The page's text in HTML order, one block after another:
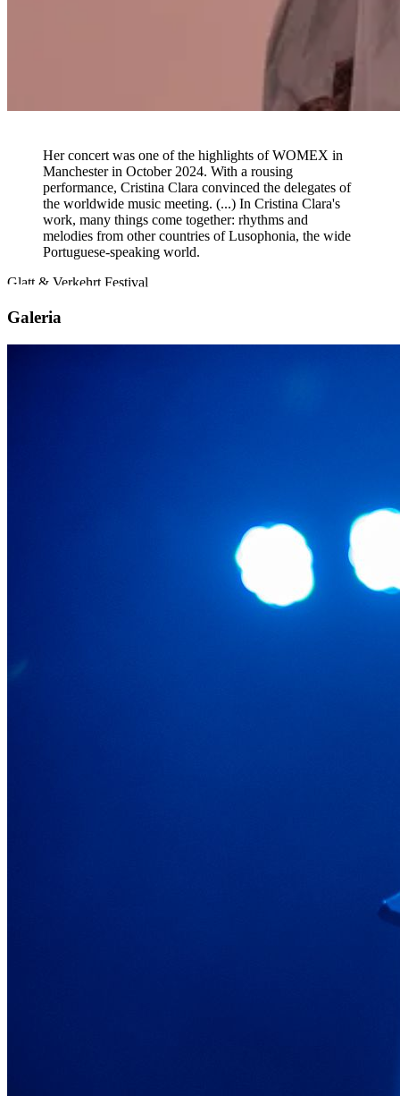
Her concert was one of the highlights of WOMEX in
Manchester in October 2024. With a rousing
performance, Cristina Clara convinced the delegates of
the worldwide music meeting. (...) In Cristina Clara's
work, many things come together: rhythms and
melodies from other countries of Lusophonia, the wide
Portuguese-speaking world.
Glatt & Verkehrt Festival
Galeria